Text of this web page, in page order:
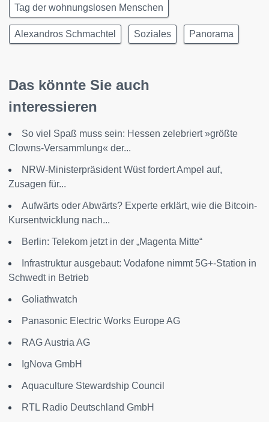
Tag der wohnungslosen Menschen
Alexandros Schmachtel Soziales Panorama
Das könnte Sie auch
interessieren
So viel Spaß muss sein: Hessen zelebriert »größte
Clowns-Versammlung« der...
NRW-Ministerpräsident Wüst fordert Ampel auf,
Zusagen für...
Aufwärts oder Abwärts? Experte erklärt, wie die Bitcoin-
Kursentwicklung nach...
Berlin: Telekom jetzt in der „Magenta Mitte“
Infrastruktur ausgebaut: Vodafone nimmt 5G+-Station in
Schwedt in Betrieb
Goliathwatch
Panasonic Electric Works Europe AG
RAG Austria AG
IgNova GmbH
Aquaculture Stewardship Council
RTL Radio Deutschland GmbH